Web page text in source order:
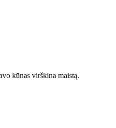
kūnas virškina maistą.